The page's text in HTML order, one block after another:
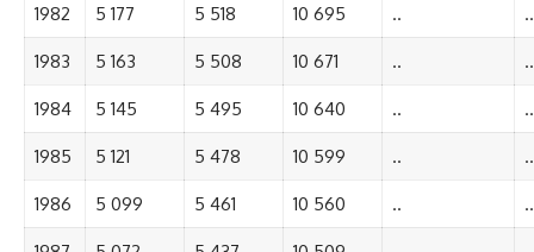
1982 5 177 5 518 10 695 .. ..
1983 5 163 5 508 10 671 .. ..
1984 5 145 5 495 10 640 .. ..
1985 5 121 5 478 10 599 .. ..
1986 5 099 5 461 10 560 .. ..